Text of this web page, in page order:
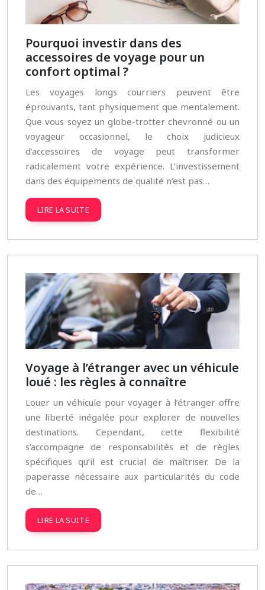
Pourquoi investir dans des
accessoires de voyage pour un
confort optimal ?
Les voyages longs courriers peuvent être
éprouvants, tant physiquement que mentalement.
Que vous soyez un globe-trotter chevronné ou un
voyageur occasionnel, le choix judicieux
d’accessoires de voyage peut transformer
radicalement votre expérience. L’investissement
dans des équipements de qualité n’est pas…
LIRE LA SUITE
Voyage à l’étranger avec un véhicule
loué : les règles à connaître
Louer un véhicule pour voyager à l’étranger offre
une liberté inégalée pour explorer de nouvelles
destinations. Cependant, cette flexibilité
s’accompagne de responsabilités et de règles
spécifiques qu’il est crucial de maîtriser. De la
paperasse nécessaire aux particularités du code
de…
LIRE LA SUITE